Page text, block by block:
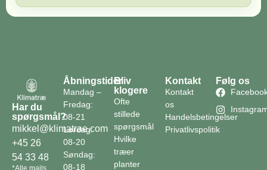
Har du
spørgsmål?
mikkel@klimatrae.com
+45 26
54 33 48
*Alle mails
Åbningstider
Mandag –
Fredag:
08-21
Lørdag:
08-20
Søndag:
08-18
Bliv
klogere
Ofte
stillede
spørgsmål
Hvilke
træer
planter
Kontakt
Kontakt
os
Handelsbetingelser
Privatlivspolitik
Følg os